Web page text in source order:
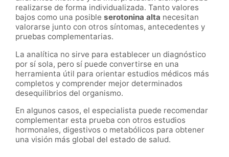
realizarse de forma individualizada. Tanto valores
bajos como una posible serotonina alta necesitan
valorarse junto con otros síntomas, antecedentes y
pruebas complementarias.
La analítica no sirve para establecer un diagnóstico
por sí sola, pero sí puede convertirse en una
herramienta útil para orientar estudios médicos más
completos y comprender mejor determinados
desequilibrios del organismo.
En algunos casos, el especialista puede recomendar
complementar esta prueba con otros estudios
hormonales, digestivos o metabólicos para obtener
una visión más global del estado de salud.